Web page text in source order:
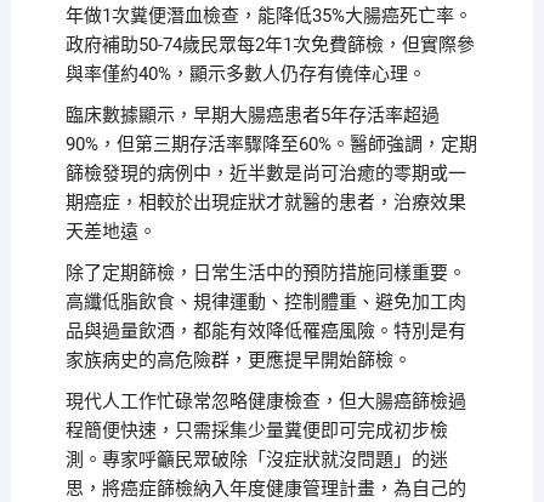
年做1次糞便潛血檢查，能降低35%大腸癌死亡率。
政府補助50-74歲民眾每2年1次免費篩檢，但實際參
與率僅約40%，顯示多數人仍存有僥倖心理。
臨床數據顯示，早期大腸癌患者5年存活率超過
90%，但第三期存活率驟降至60%。醫師強調，定期
篩檢發現的病例中，近半數是尚可治癒的零期或一
期癌症，相較於出現症狀才就醫的患者，治療效果
天差地遠。
除了定期篩檢，日常生活中的預防措施同樣重要。
高纖低脂飲食、規律運動、控制體重、避免加工肉
品與過量飲酒，都能有效降低罹癌風險。特別是有
家族病史的高危險群，更應提早開始篩檢。
現代人工作忙碌常忽略健康檢查，但大腸癌篩檢過
程簡便快速，只需採集少量糞便即可完成初步檢
測。專家呼籲民眾破除「沒症狀就沒問題」的迷
思，將癌症篩檢納入年度健康管理計畫，為自己的